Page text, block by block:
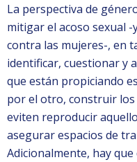
La perspectiva de
mitigar el acoso sexual
contra las mujeres-, en
identificar, cuestionar y
que están propiciando
por el otro, construir los
eviten reproducir
asegurar espacios de
Adicionalmente, hay